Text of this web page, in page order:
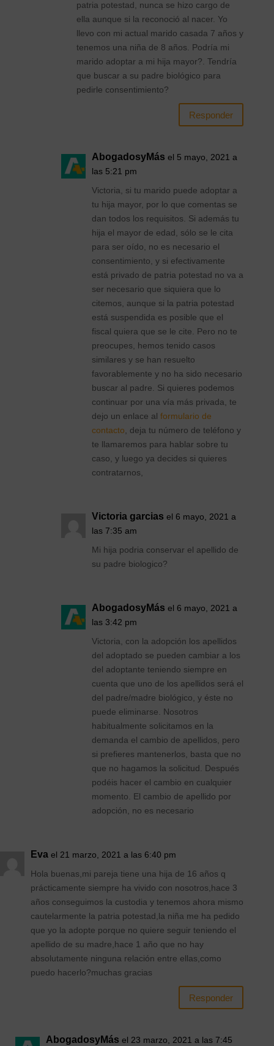
patria potestad, nunca se hizo cargo de
ella aunque si la reconoció al nacer. Yo
llevo con mi actual marido casada 7 años y
tenemos una niña de 8 años. Podría mi
marido adoptar a mi hija mayor?. Tendría
que buscar a su padre biológico para
pedirle consentimiento?
Responder
AbogadosyMás el 5 mayo, 2021 a
las 5:21 pm
Victoria, si tu marido puede adoptar a
tu hija mayor, por lo que comentas se
dan todos los requisitos. Si además tu
hija el mayor de edad, sólo se le cita
para ser oído, no es necesario el
consentimiento, y si efectivamente
está privado de patria potestad no va a
ser necesario que siquiera que lo
citemos, aunque si la patria potestad
está suspendida es posible que el
fiscal quiera que se le cite. Pero no te
preocupes, hemos tenido casos
similares y se han resuelto
favorablemente y no ha sido necesario
buscar al padre. Si quieres podemos
continuar por una vía más privada, te
dejo un enlace al formulario de
contacto, deja tu número de teléfono y
te llamaremos para hablar sobre tu
caso, y luego ya decides si quieres
contratarnos,
Victoria garcias el 6 mayo, 2021 a
las 7:35 am
Mi hija podria conservar el apellido de
su padre biologico?
AbogadosyMás el 6 mayo, 2021 a
las 3:42 pm
Victoria, con la adopción los apellidos
del adoptado se pueden cambiar a los
del adoptante teniendo siempre en
cuenta que uno de los apellidos será el
del padre/madre biológico, y éste no
puede eliminarse. Nosotros
habitualmente solicitamos en la
demanda el cambio de apellidos, pero
si prefieres mantenerlos, basta que no
que no hagamos la solicitud. Después
podéis hacer el cambio en cualquier
momento. El cambio de apellido por
adopción, no es necesario
Eva el 21 marzo, 2021 a las 6:40 pm
Hola buenas,mi pareja tiene una hija de 16 años q
prácticamente siempre ha vivido con nosotros,hace 3
años conseguimos la custodia y tenemos ahora mismo
cautelarmente la patria potestad,la niña me ha pedido
que yo la adopte porque no quiere seguir teniendo el
apellido de su madre,hace 1 año que no hay
absolutamente ninguna relación entre ellas,como
puedo hacerlo?muchas gracias
Responder
AbogadosyMás el 23 marzo, 2021 a las 7:45